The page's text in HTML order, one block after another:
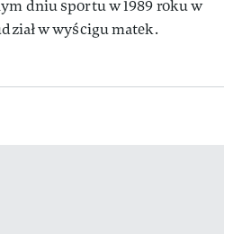
dniu sportu w 1989 roku w
w wyścigu matek.